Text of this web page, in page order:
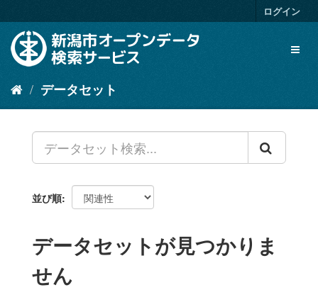
キ
容
ログイン
データセット
並び順
データセットが見つかりま
せん